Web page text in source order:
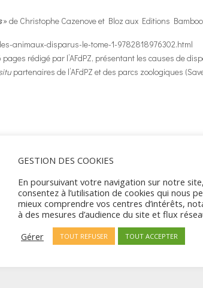
» de Christophe Cazenove et Bloz aux Editions
animaux-disparus-le-tome-1-9782818976302.html
rédigé par l’AFdPZ, présentant les causes de
partenaires de l’AFdPZ et des parcs zoologiques
obligatoires sont indiqués avec*
GESTION DES COOKIES
En poursuivant votre navigation sur notre
consentez à l’utilisation de cookies qui nous
mieux comprendre vos centres d’intérêts,
à des mesures d’audience du site et flux
Gérer
TOUT REFUSER TOUT ACCEPTER